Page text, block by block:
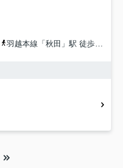
羽越本線「秋田」駅 徒歩48分